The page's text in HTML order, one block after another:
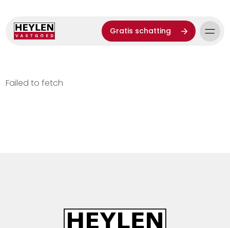
Gratis schatting
Failed to fetch